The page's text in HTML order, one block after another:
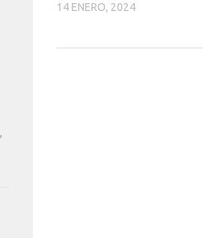
14 ENERO, 2024